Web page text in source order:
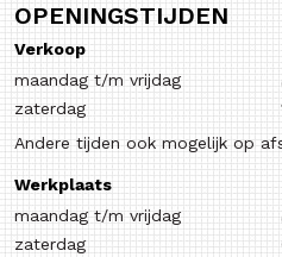
OPENINGSTIJDEN
Verkoop
maandag t/m vrijdag
zaterdag
Andere tijden ook mogelijk op
Werkplaats
maandag t/m vrijdag
zaterdag